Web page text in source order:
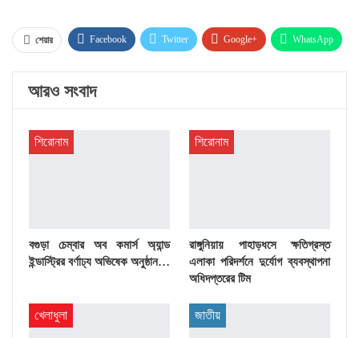
শেয়ার Facebook Twitter Google+ WhatsApp
প্রিন্ট
আরও সংবাদ
শিরোনাম
বগুড়া চেম্বার অব কমার্স অ্যান্ড
ইন্ডাস্ট্রির বর্ণাঢ্য অভিষেক অনুষ্ঠান…
শিরোনাম
রাঙ্গুনিয়ায় পাহাড়ধসে ক্ষতিগ্রস্ত
এলাকা পরিদর্শনে দুর্যোগ ব্যবস্থাপনা
অধিদপ্তরের টিম
খেলাধুলা জাতীয়